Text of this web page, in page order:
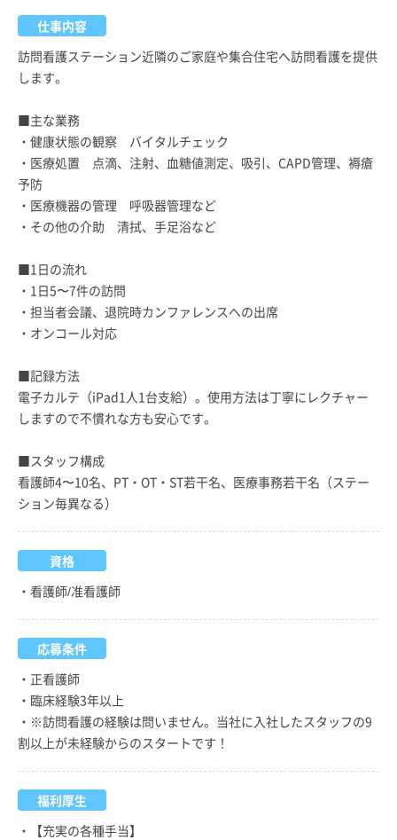
仕事内容
訪問看護ステーション近隣のご家庭や集合住宅へ訪問看護を提供
します。
■主な業務
・健康状態の観察 バイタルチェック
・医療処置 点滴、注射、血糖値測定、吸引、CAPD管理、褥瘡
予防
・医療機器の管理 呼吸器管理など
・その他の介助 清拭、手足浴など
■1日の流れ
・1日5〜7件の訪問
・担当者会議、退院時カンファレンスへの出席
・オンコール対応
■記録方法
電子カルテ（iPad1人1台支給）。使用方法は丁寧にレクチャー
しますので不慣れな方も安心です。
■スタッフ構成
看護師4〜10名、PT・OT・ST若干名、医療事務若干名（ステー
ション毎異なる）
資格
・看護師/准看護師
応募条件
・正看護師
・臨床経験3年以上
・※訪問看護の経験は問いません。当社に入社したスタッフの9
割以上が未経験からのスタートです！
福利厚生
・【充実の各種手当】